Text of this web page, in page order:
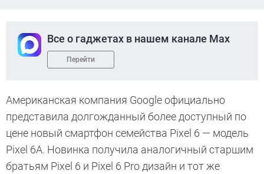
Все о гаджетах в нашем канале Max
Перейти
Американская компания Google официально
представила долгожданный более доступный по
цене новый смартфон семейства Pixel 6 — модель
Pixel 6A. Новинка получила аналогичный старшим
братьям Pixel 6 и Pixel 6 Pro дизайн и тот же